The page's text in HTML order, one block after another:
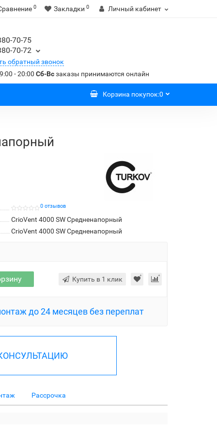
0 Закладки 0 Личный кабинет
70-75
70-72
обратный звонок
- 20:00 Сб-Всзаказы принимаются онлайн
Корзина покупок:0
0 отзывов
CrioVent 4000 SW Средненапорный
CrioVent 4000 SW Средненапорный
Купить в 1 клик
до 24 месяцев без переплат
Рассрочка